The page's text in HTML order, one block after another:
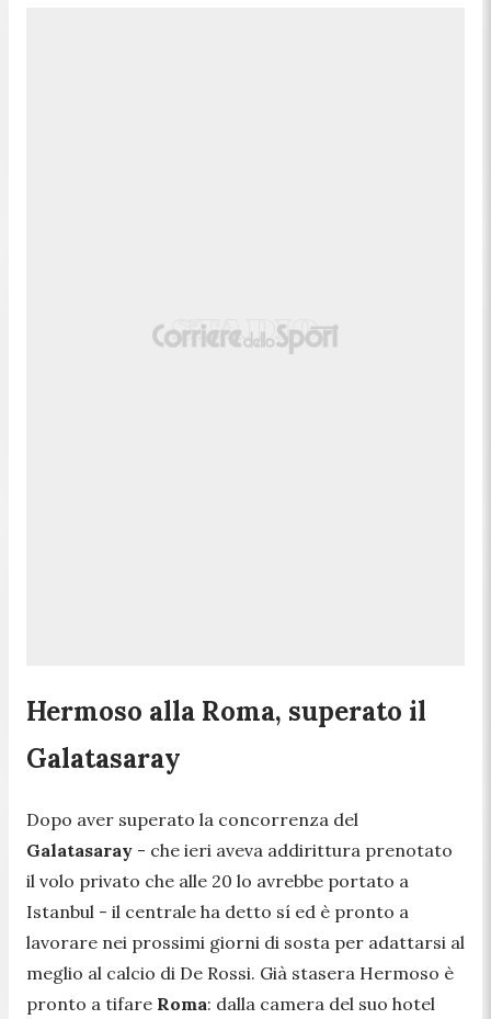
Hermoso alla Roma, superato il
Galatasaray
Dopo aver superato la concorrenza del
Galatasaray - che ieri aveva addirittura prenotato
il volo privato che alle 20 lo avrebbe portato a
Istanbul - il centrale ha detto sí ed è pronto a
lavorare nei prossimi giorni di sosta per adattarsi al
meglio al calcio di De Rossi. Già stasera Hermoso è
pronto a tifare Roma: dalla camera del suo hotel